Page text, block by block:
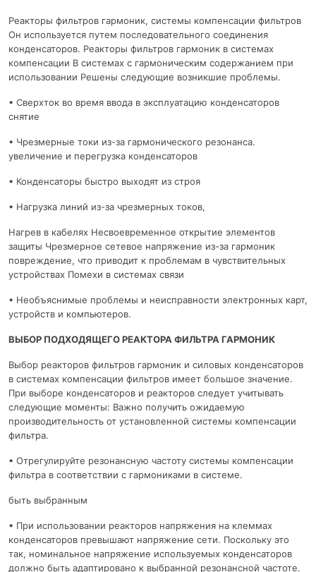
Реакторы фильтров гармоник, системы компенсации фильтров
Он используется путем последовательного соединения
конденсаторов. Реакторы фильтров гармоник в системах
компенсации В системах с гармоническим содержанием при
использовании Решены следующие возникшие проблемы.
• Сверхток во время ввода в эксплуатацию конденсаторов
снятие
• Чрезмерные токи из-за гармонического резонанса.
увеличение и перегрузка конденсаторов
• Конденсаторы быстро выходят из строя
• Нагрузка линий из-за чрезмерных токов,
Нагрев в кабелях Несвоевременное открытие элементов
защиты Чрезмерное сетевое напряжение из-за гармоник
повреждение, что приводит к проблемам в чувствительных
устройствах Помехи в системах связи
• Необъяснимые проблемы и неисправности электронных карт,
устройств и компьютеров.
ВЫБОР ПОДХОДЯЩЕГО РЕАКТОРА ФИЛЬТРА ГАРМОНИК
Выбор реакторов фильтров гармоник и силовых конденсаторов
в системах компенсации фильтров имеет большое значение.
При выборе конденсаторов и реакторов следует учитывать
следующие моменты: Важно получить ожидаемую
производительность от установленной системы компенсации
фильтра.
• Отрегулируйте резонансную частоту системы компенсации
фильтра в соответствии с гармониками в системе.
быть выбранным
• При использовании реакторов напряжения на клеммах
конденсаторов превышают напряжение сети. Поскольку это
так, номинальное напряжение используемых конденсаторов
должно быть адаптировано к выбранной резонансной частоте.